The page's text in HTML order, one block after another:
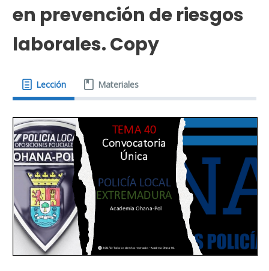
en prevención de riesgos
laborales. Copy
Lección Materiales